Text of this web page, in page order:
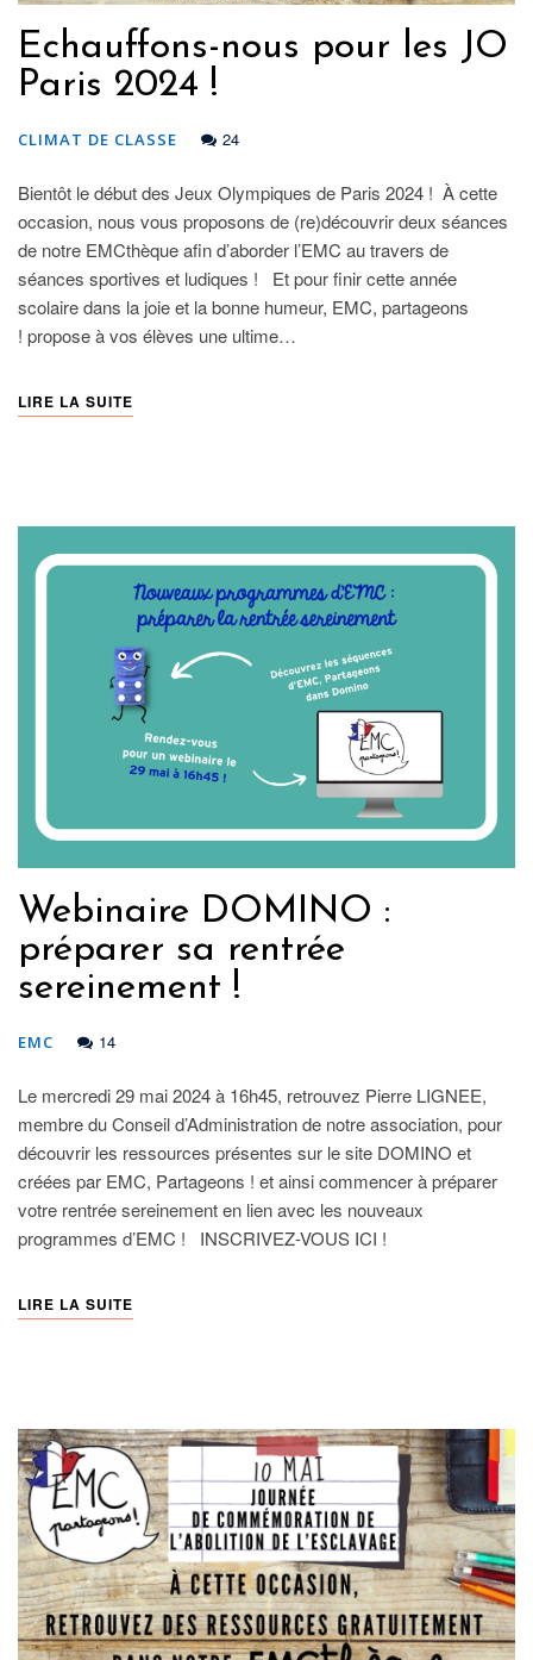
Echauffons-nous pour les JO
Paris 2024 !
CLIMAT DE CLASSE 24
Bientôt le début des Jeux Olympiques de Paris 2024 ! À cette
occasion, nous vous proposons de (re)découvrir deux séances
de notre EMCthèque afin d’aborder l’EMC au travers de
séances sportives et ludiques ! Et pour finir cette année
scolaire dans la joie et la bonne humeur, EMC, partageons
! propose à vos élèves une ultime…
LIRE LA SUITE
Webinaire DOMINO :
préparer sa rentrée
sereinement !
EMC 14
Le mercredi 29 mai 2024 à 16h45, retrouvez Pierre LIGNEE,
membre du Conseil d’Administration de notre association, pour
découvrir les ressources présentes sur le site DOMINO et
créées par EMC, Partageons ! et ainsi commencer à préparer
votre rentrée sereinement en lien avec les nouveaux
programmes d’EMC ! INSCRIVEZ-VOUS ICI !
LIRE LA SUITE